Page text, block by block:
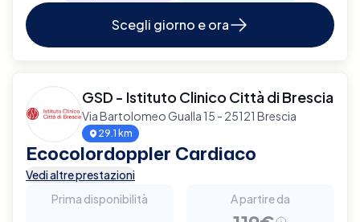
Scegli giorno e ora
GSD - Istituto Clinico Città di Brescia
Via Bartolomeo Gualla 15 - 25121 Brescia
29.1 km
Ecocolordoppler Cardiaco
Vedi altre prestazioni
Prima disponibilità
A partire da